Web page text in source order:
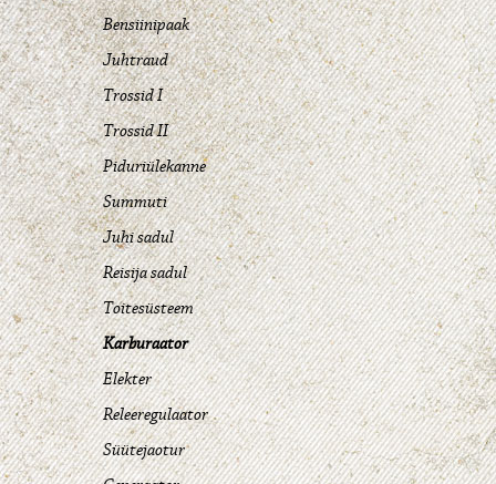
Bensiinipaak
Juhtraud
Trossid I
Trossid II
Piduriülekanne
Summuti
Juhi sadul
Reisija sadul
Toitesüsteem
Karburaator
Elekter
Releeregulaator
Süütejaotur